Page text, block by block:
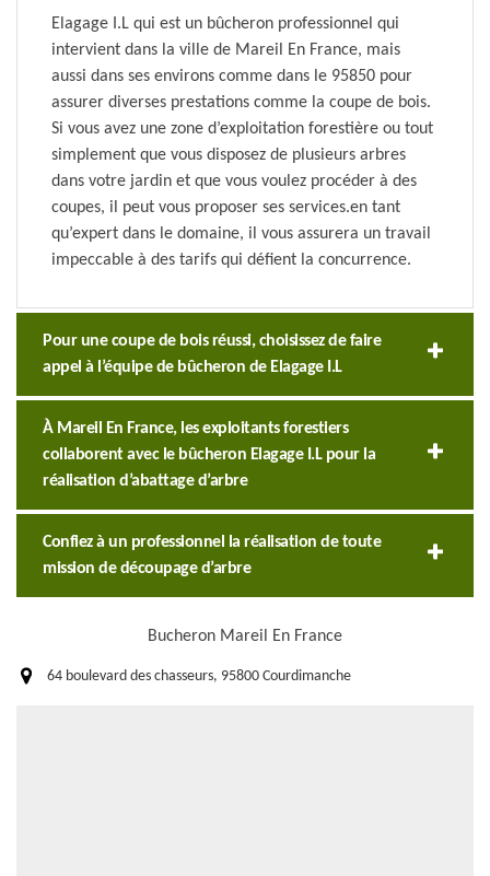
Elagage I.L qui est un bûcheron professionnel qui
intervient dans la ville de Mareil En France, mais
aussi dans ses environs comme dans le 95850 pour
assurer diverses prestations comme la coupe de bois.
Si vous avez une zone d’exploitation forestière ou tout
simplement que vous disposez de plusieurs arbres
dans votre jardin et que vous voulez procéder à des
coupes, il peut vous proposer ses services.en tant
qu’expert dans le domaine, il vous assurera un travail
impeccable à des tarifs qui défient la concurrence.
Pour une coupe de bois réussi, choisissez de faire
appel à l’équipe de bûcheron de Elagage I.L
À Mareil En France, les exploitants forestiers
collaborent avec le bûcheron Elagage I.L pour la
réalisation d’abattage d’arbre
Confiez à un professionnel la réalisation de toute
mission de découpage d’arbre
Bucheron Mareil En France
64 boulevard des chasseurs, 95800 Courdimanche